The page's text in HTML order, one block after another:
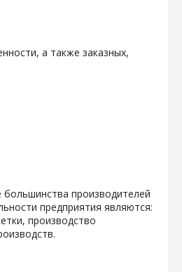
а также заказных,
производителей
предприятия являются:
производство